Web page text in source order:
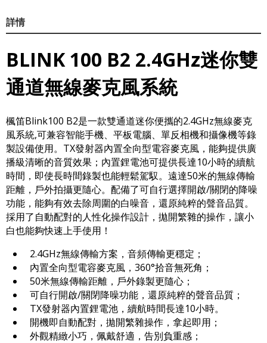
詳情
BLINK 100 B2 2.4GHz迷你雙
通道無線麥克風系統
楓笛Blink100 B2是一款雙通道迷你便攜的2.4GHz無線麥克
風系統,可兼容智能手機、平板電腦、單反相機和攝像機等錄
製設備使用。TX發射器內置全向型電容麥克風，能夠提供廣
播級清晰的音質效果；內置鋰電池可提供長達10小時的續航
時間，即使長時間錄製也能輕鬆駕馭。遠達50米的無線傳輸
距離，戶外拍攝更隨心。配備了可自行選擇開啟/關閉的降噪
功能，能夠有效去除周圍的白噪音，還原純粹的聲音品質。
採用了自動配對的人性化操作設計，拋開繁雜的操作，讓小
白也能夠快速上手使用！
2.4GHz無線傳輸方案，音頻傳輸更穩定；
內置全向型電容麥克風，360°拾音無死角；
50米無線傳輸距離，戶外錄製更隨心；
可自行開啟/關閉降噪功能，還原純粹的聲音品質；
TX發射器內置鋰電池，續航時間長達10小時。
開機即自動配對，拋開繁雜操作，拿起即用；
外觀精緻小巧，佩戴舒適，告別負重感；